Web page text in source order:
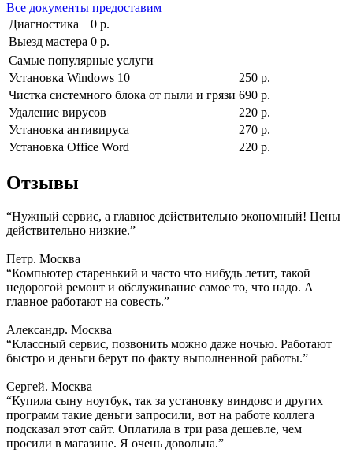
Все документы предоставим
Диагностика
0 р.
Выезд мастера 0 р.
Самые популярные услуги
Установка Windows 10
250 р.
Чистка системного блока от пыли и грязи 690 р.
Удаление вирусов
220 р.
Установка антивируса
270 р.
Установка Office Word
220 р.
Отзывы
“Нужный сервис, а главное действительно экономный! Цены
действительно низкие.”
Петр. Москва
“Компьютер старенький и часто что нибудь летит, такой
недорогой ремонт и обслуживание самое то, что надо. А
главное работают на совесть.”
Александр. Москва
“Классный сервис, позвонить можно даже ночью. Работают
быстро и деньги берут по факту выполненной работы.”
Сергей. Москва
“Купила сыну ноутбук, так за установку виндовс и других
программ такие деньги запросили, вот на работе коллега
подсказал этот сайт. Оплатила в три раза дешевле, чем
просили в магазине. Я очень довольна.”